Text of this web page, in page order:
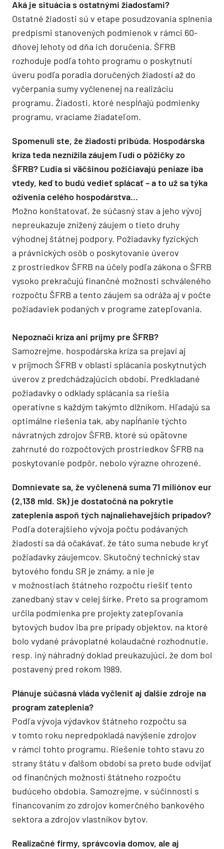
Aká je situácia s ostatnými žiadosťami?
Ostatné žiadosti sú v etape posudzovania splnenia
predpismi stanovených podmienok v rámci 60-
dňovej lehoty od dňa ich doručenia. ŠFRB
rozhoduje podľa tohto programu o poskytnutí
úveru podľa poradia doručených žiadostí až do
vyčerpania sumy vyčlenenej na realizáciu
programu. Žiadosti, ktoré nespĺňajú podmienky
programu, vraciame žiadateľom.
Spomenuli ste, že žiadostí pribúda. Hospodárska
kríza teda neznížila záujem ľudí o pôžičky zo
ŠFRB? Ľudia si väčšinou požičiavajú peniaze iba
vtedy, keď to budú vedieť splácať – a to už sa týka
oživenia celého hospodárstva…
Možno konštatovať, že súčasný stav a jeho vývoj
nepreukazuje znížený záujem o tieto druhy
výhodnej štátnej podpory. Požiadavky fyzických
a právnických osôb o poskytovanie úverov
z prostriedkov ŠFRB na účely podľa zákona o ŠFRB
vysoko prekračujú finančné možnosti schváleného
rozpočtu ŠFRB a tento záujem sa odráža aj v počte
požiadaviek podaných v programe zatepľovania.
Nepoznačí kríza ani príjmy pre ŠFRB?
Samozrejme, hospodárska kríza sa prejaví aj
v príjmoch ŠFRB v oblasti splácania poskytnutých
úverov z predchádzajúcich období. Predkladané
požiadavky o odklady splácania sa riešia
operatívne s každým takýmto dlžníkom. Hľadajú sa
optimálne riešenia tak, aby napĺňanie týchto
návratných zdrojov ŠFRB, ktoré sú opätovne
zahrnuté do rozpočtových prostriedkov ŠFRB na
poskytovanie podpôr, nebolo výrazne ohrozené.
Domnievate sa, že vyčlenená suma 71 miliónov eur
(2,138 mld. Sk) je dostatočná na pokrytie
zateplenia aspoň tých najnaliehavejších prípadov?
Podľa doterajšieho vývoja počtu podávaných
žiadostí sa dá očakávať, že táto suma nebude kryť
požiadavky záujemcov. Skutočný technický stav
bytového fondu SR je známy, a nie je
v možnostiach štátneho rozpočtu riešiť tento
zanedbaný stav v celej šírke. Preto sa programom
určila podmienka pre projekty zatepľovania
bytových budov iba pre prípady objektov, na ktoré
bolo vydané právoplatné kolaudačné rozhodnutie,
resp. iný náhradný doklad preukazujúci, že dom bol
postavený pred rokom 1989.
Plánuje súčasná vláda vyčleniť aj ďalšie zdroje na
program zateplenia?
Podľa vývoja výdavkov štátneho rozpočtu sa
v tomto roku nepredpokladá navýšenie zdrojov
v rámci tohto programu. Riešenie tohto stavu zo
strany štátu v ďalšom období sa preto bude odvíjať
od finančných možností štátneho rozpočtu
budúceho obdobia. Samozrejme, v súčinnosti s
financovaním zo zdrojov komerčného bankového
sektora a zdrojov vlastníkov bytov.
Realizačné firmy, správcovia domov, ale aj